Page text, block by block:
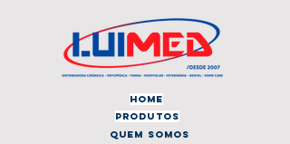
home
produtos
quem somos